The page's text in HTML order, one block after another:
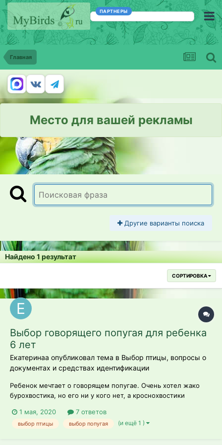
ПАРТНЕРЫ
Главная
Место для вашей рекламы
Другие варианты поиска
Найдено 1 результат
СОРТИРОВКА
Выбор говорящего попугая для ребенка
6 лет
Екатеринаа опубликовал тема в Выбор птицы, вопросы о
документах и средствах идентификации
Ребенок мечтает о говорящем попугае. Очень хотел жако
бурохвостика, но его ни у кого нет, а кроснохвостики
разговорчивую, обучаемую, не опасную, не агрессивную,
любящую общение птичку. Ребенок очень
1 мая, 2020 7 ответов
выбор птицы выбор попугая (и ещё 1 )